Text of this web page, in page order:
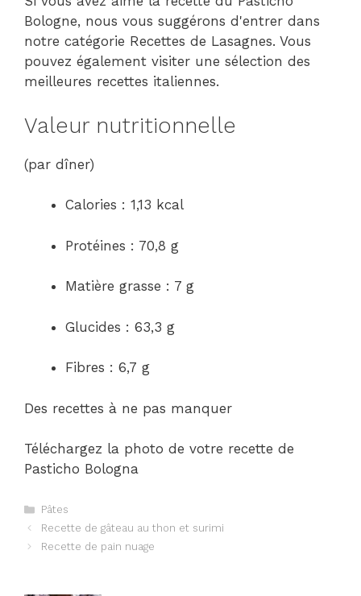
Bologne, nous vous suggérons d'entrer dans
notre catégorie Recettes de Lasagnes. Vous
pouvez également visiter une sélection des
meilleures recettes italiennes.
Valeur nutritionnelle
(par dîner)
Calories : 1,13 kcal
Protéines : 70,8 g
Matière grasse : 7 g
Glucides : 63,3 g
Fibres : 6,7 g
Des recettes à ne pas manquer
Téléchargez la photo de votre recette de
Pasticho Bologna
Catégories
Pâtes
Navigation
des
Recette de gâteau au thon et surimi
Recette de pain nuage